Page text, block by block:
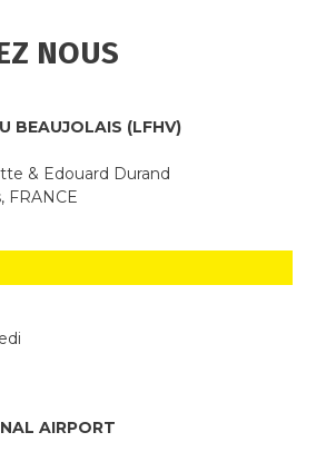
NOUS
BEAUJOLAIS (LFHV)
& Edouard Durand
FRANCE
AIRPORT